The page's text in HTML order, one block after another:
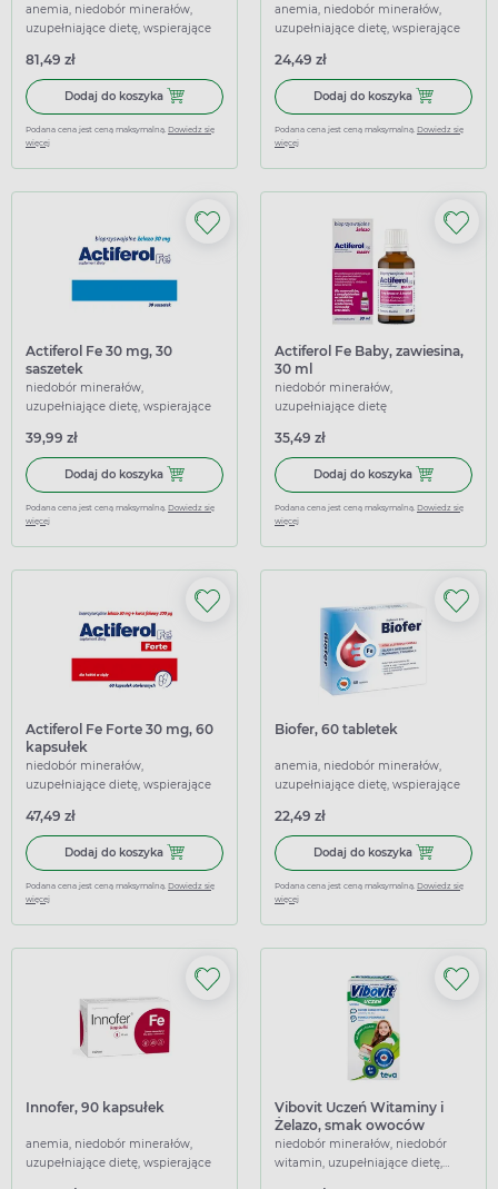
anemia, niedobór minerałów,
uzupełniające dietę, wspierające
81,49 zł
Dodaj do koszyka Dodaj do koszyka Innofer, zawiesina, 100 ml
Podana cena jest ceną maksymalną. Dowiedz się
więcej
anemia, niedobór minerałów,
uzupełniające dietę, wspierające
24,49 zł
Dodaj do koszyka Dodaj do
Podana cena jest ceną maksymalną. Dowiedz się
więcej
Actiferol Fe 30 mg, 30
saszetek
niedobór minerałów,
uzupełniające dietę, wspierające
39,99 zł
Dodaj do koszyka Dodaj do koszyka Actiferol Fe 30 mg, 30 saszetek
Podana cena jest ceną maksymalną. Dowiedz się
więcej
Actiferol Fe Baby, zawiesina,
30 ml
niedobór minerałów,
uzupełniające dietę
35,49 zł
Dodaj do koszyka Dodaj do
Podana cena jest ceną maksymalną. Dowiedz się
więcej
Actiferol Fe Forte 30 mg, 60
kapsułek
niedobór minerałów,
uzupełniające dietę, wspierające
47,49 zł
Dodaj do koszyka Dodaj do koszyka Actiferol Fe Forte 30 mg, 60 kapsułek
Podana cena jest ceną maksymalną. Dowiedz się
więcej
Biofer, 60 tabletek
anemia, niedobór minerałów,
uzupełniające dietę, wspierające
22,49 zł
Dodaj do koszyka Dodaj do
Podana cena jest ceną maksymalną. Dowiedz się
więcej
Innofer, 90 kapsułek
anemia, niedobór minerałów,
uzupełniające dietę, wspierające
Vibovit Uczeń Witaminy i
Żelazo, smak owoców
leśnych, 30 tabletek do
ssania
niedobór minerałów, niedobór
witamin, uzupełniające dietę,